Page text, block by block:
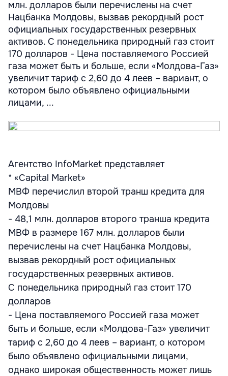
млн. долларов были перечислены на счет
Нацбанка Молдовы, вызвав рекордный рост
официальных государственных резервных
активов. С понедельника природный газ стоит
170 долларов - Цена поставляемого Россией
газа может быть и больше, если «Молдова-Газ»
увеличит тариф с 2,60 до 4 леев – вариант, о
котором было объявлено официальными
лицами, ...
Агентство InfoMarket представляет
* «Capital Market»
МВФ перечислил второй транш кредита для
Молдовы
- 48,1 млн. долларов второго транша кредита
МВФ в размере 167 млн. долларов были
перечислены на счет Нацбанка Молдовы,
вызвав рекордный рост официальных
государственных резервных активов.
С понедельника природный газ стоит 170
долларов
- Цена поставляемого Россией газа может
быть и больше, если «Молдова-Газ» увеличит
тариф с 2,60 до 4 леев – вариант, о котором
было объявлено официальными лицами,
однако широкая общественность может лишь